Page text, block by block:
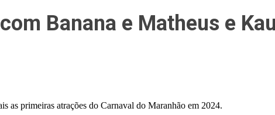
Banana e Matheus e
as primeiras atrações do Carnaval do Maranhão em 2024.